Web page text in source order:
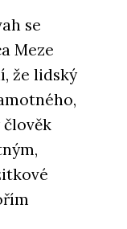
se
Meze
že lidský